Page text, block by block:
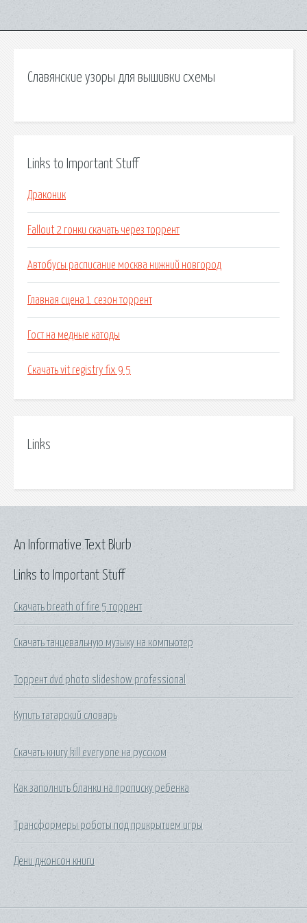
Славянские узоры для вышивки схемы
Links to Important Stuff
Драконик
Fallout 2 гонки скачать через торрент
Автобусы расписание москва нижний новгород
Главная сцена 1 сезон торрент
Гост на медные катоды
Скачать vit registry fix 9 5
Links
Links to Important Stuff
Скачать breath of fire 5 торрент
Скачать танцевальную музыку на компьютер
Торрент dvd photo slideshow professional
Купить татарский словарь
Скачать книгу kill everyone на русском
Как заполнить бланки на прописку ребенка
Трансформеры роботы под прикрытием игры
Дени джонсон книги
An Informative Text Blurb